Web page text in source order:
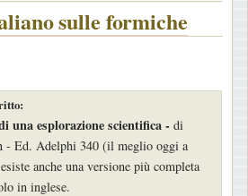
sulle formiche
una esplorazione scientifica - di
- Ed. Adelphi 340 (il meglio oggi a
anche una versione più completa
in inglese.